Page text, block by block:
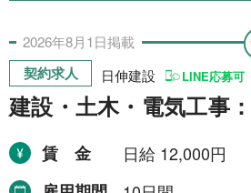
一般求人
出張求人
就業場所から探す
2026年8月1日掲載
契約求人 日伸建設 LINE応募可
建設・土木・電気工事：
賃金
日給 12,000円